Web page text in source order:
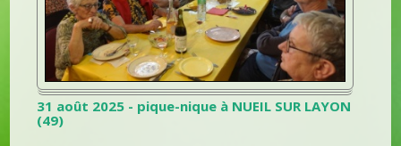
31 août 2025 - pique-nique à NUEIL SUR LAYON
(49)